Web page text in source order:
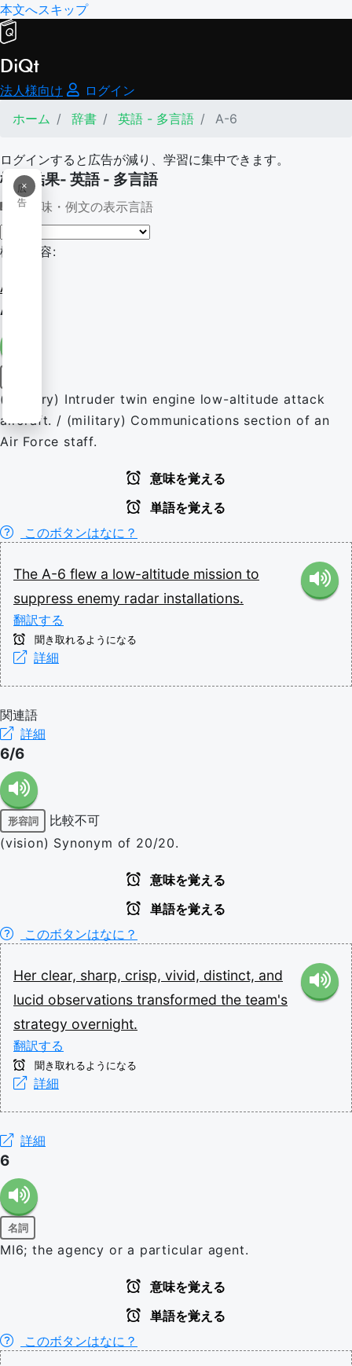
本文へスキップ
DiQt
法人様向け
ログイン
ホーム
辞書 英語 - 多言語 A-6
ログインすると広告が減り、学習に集中できます。
×
広
告
検索結果- 英語 - 多言語
意味・例文の表示言語
検索内容:
A-6
A-6
(military) Intruder twin engine low-altitude attack
aircraft. / (military) Communications section of an
Air Force staff.
意味を覚える
単語を覚える
このボタンはなに？
The A-6 flew a low-altitude mission to
suppress enemy radar installations.
翻訳する
聞き取れるようになる
詳細
関連語
詳細
6/6
形容詞
比較不可
(vision) Synonym of 20/20.
意味を覚える
単語を覚える
このボタンはなに？
Her clear, sharp, crisp, vivid, distinct, and
lucid observations transformed the team's
strategy overnight.
翻訳する
聞き取れるようになる
詳細
詳細
6
名詞
MI6; the agency or a particular agent.
意味を覚える
単語を覚える
このボタンはなに？